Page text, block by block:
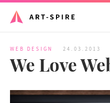
WEB DESIGN 24.03.2013
We Love